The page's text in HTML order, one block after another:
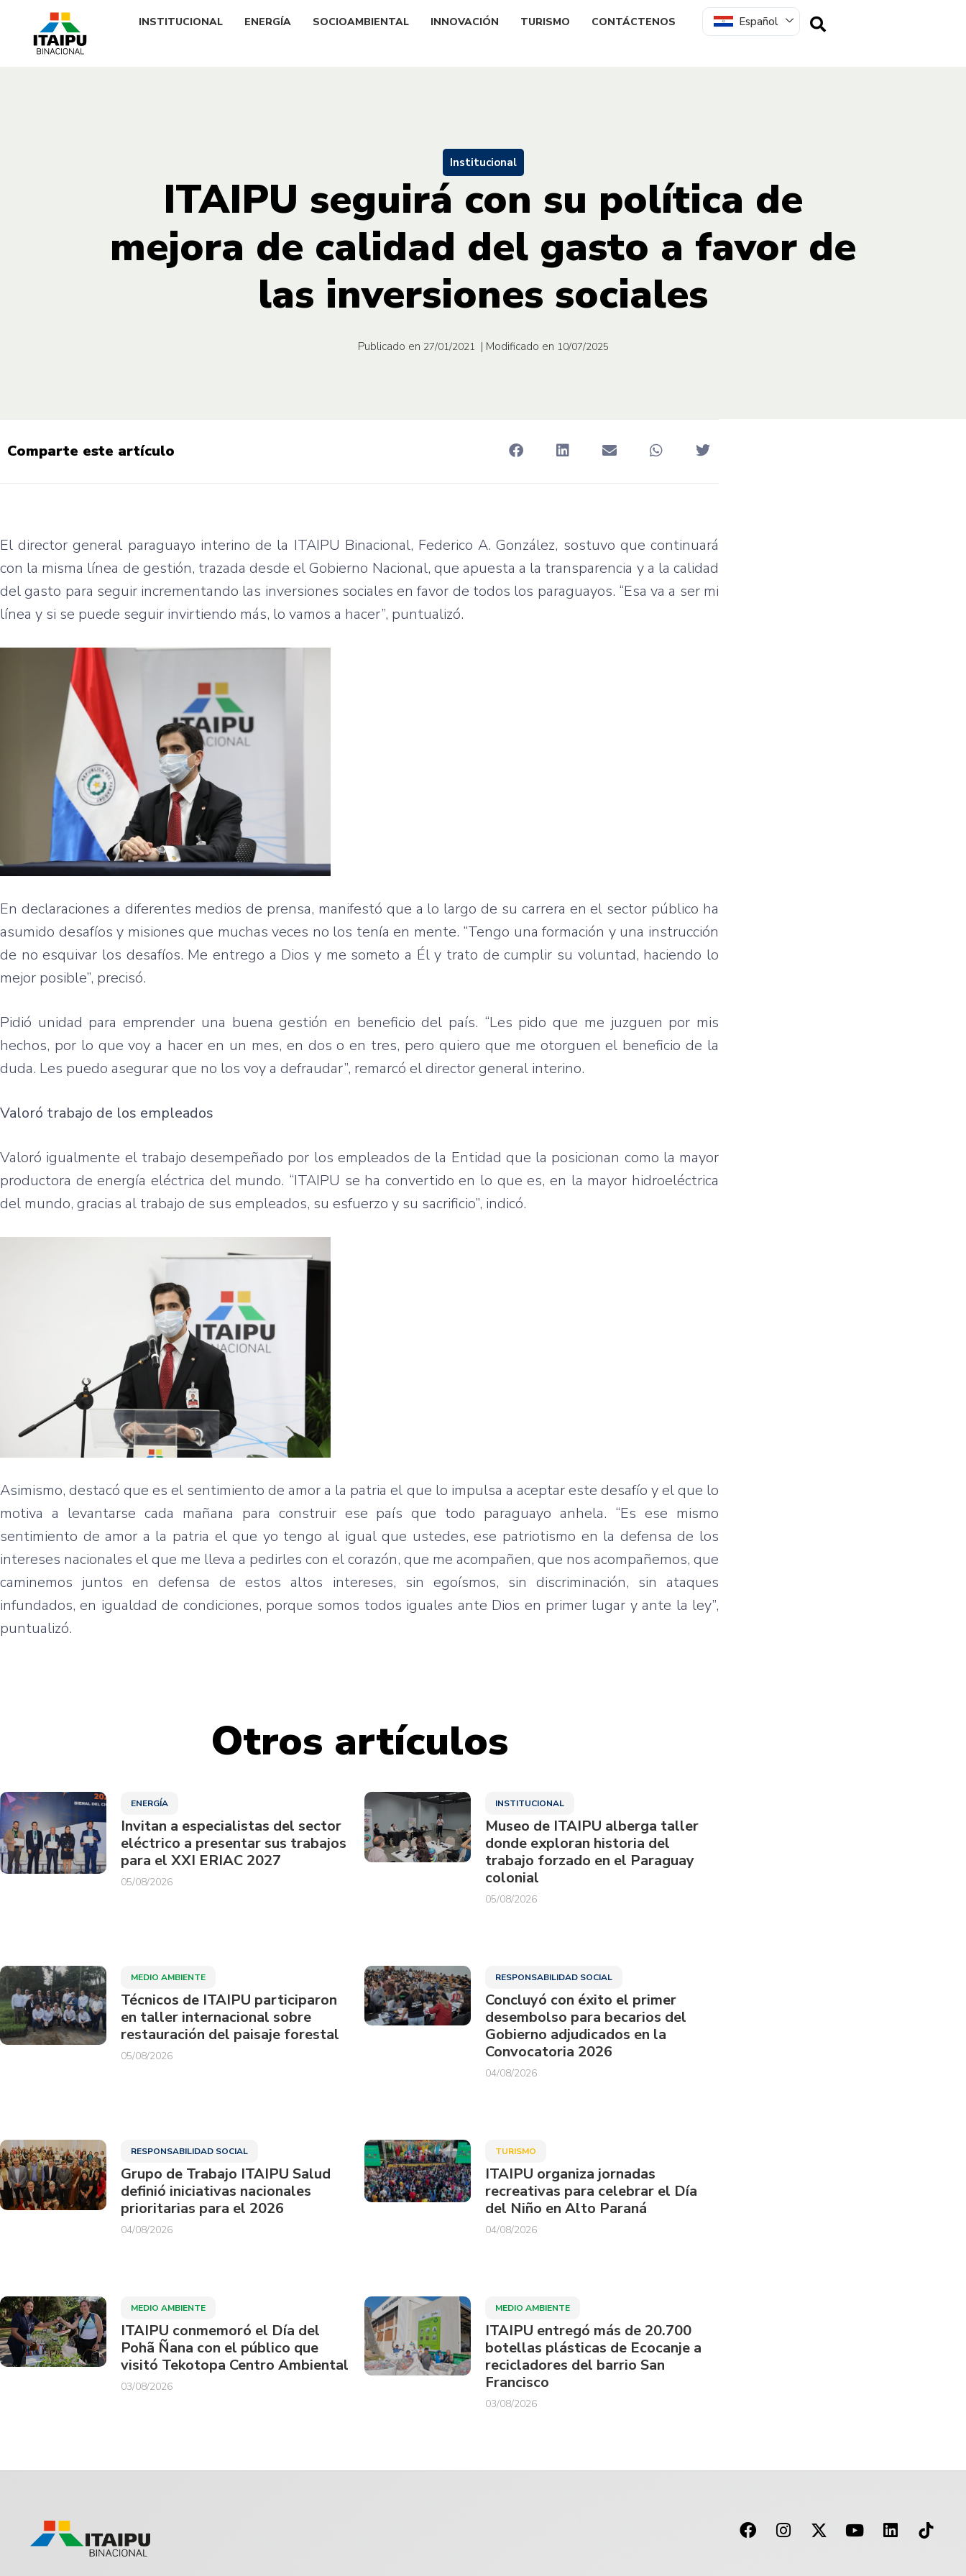
INSTITUCIONAL ENERGÍA SOCIOAMBIENTAL INNOVACIÓN TURISMO CONTÁCTENOS Español
Institucional
ITAIPU seguirá con su política de
mejora de calidad del gasto a favor de
las inversiones sociales
Publicado en 27/01/2021 | Modificado en 10/07/2025
Comparte este artículo
El director general paraguayo interino de la ITAIPU Binacional, Federico A. González, sostuvo que continuará
con la misma línea de gestión, trazada desde el Gobierno Nacional, que apuesta a la transparencia y a la calidad
del gasto para seguir incrementando las inversiones sociales en favor de todos los paraguayos. “Esa va a ser mi
línea y si se puede seguir invirtiendo más, lo vamos a hacer”, puntualizó.
En declaraciones a diferentes medios de prensa, manifestó que a lo largo de su carrera en el sector público ha
asumido desafíos y misiones que muchas veces no los tenía en mente. “Tengo una formación y una instrucción
de no esquivar los desafíos. Me entrego a Dios y me someto a Él y trato de cumplir su voluntad, haciendo lo
mejor posible”, precisó.
Pidió unidad para emprender una buena gestión en beneficio del país. “Les pido que me juzguen por mis
hechos, por lo que voy a hacer en un mes, en dos o en tres, pero quiero que me otorguen el beneficio de la
duda. Les puedo asegurar que no los voy a defraudar”, remarcó el director general interino.
Valoró trabajo de los empleados
Valoró igualmente el trabajo desempeñado por los empleados de la Entidad que la posicionan como la mayor
productora de energía eléctrica del mundo. “ITAIPU se ha convertido en lo que es, en la mayor hidroeléctrica
del mundo, gracias al trabajo de sus empleados, su esfuerzo y su sacrificio”, indicó.
Asimismo, destacó que es el sentimiento de amor a la patria el que lo impulsa a aceptar este desafío y el que lo
motiva a levantarse cada mañana para construir ese país que todo paraguayo anhela. “Es ese mismo
sentimiento de amor a la patria el que yo tengo al igual que ustedes, ese patriotismo en la defensa de los
intereses nacionales el que me lleva a pedirles con el corazón, que me acompañen, que nos acompañemos, que
caminemos juntos en defensa de estos altos intereses, sin egoísmos, sin discriminación, sin ataques
infundados, en igualdad de condiciones, porque somos todos iguales ante Dios en primer lugar y ante la ley”,
puntualizó.
Otros artículos
ENERGÍA
Invitan a especialistas del sector
eléctrico a presentar sus trabajos
para el XXI ERIAC 2027
05/08/2026
INSTITUCIONAL
Museo de ITAIPU alberga taller
donde exploran historia del
trabajo forzado en el Paraguay
colonial
05/08/2026
MEDIO AMBIENTE
Técnicos de ITAIPU participaron
en taller internacional sobre
restauración del paisaje forestal
05/08/2026
RESPONSABILIDAD SOCIAL
Concluyó con éxito el primer
desembolso para becarios del
Gobierno adjudicados en la
Convocatoria 2026
04/08/2026
RESPONSABILIDAD SOCIAL
Grupo de Trabajo ITAIPU Salud
definió iniciativas nacionales
prioritarias para el 2026
04/08/2026
TURISMO
ITAIPU organiza jornadas
recreativas para celebrar el Día
del Niño en Alto Paraná
04/08/2026
MEDIO AMBIENTE
ITAIPU conmemoró el Día del
Pohã Ñana con el público que
visitó Tekotopa Centro Ambiental
03/08/2026
MEDIO AMBIENTE
ITAIPU entregó más de 20.700
botellas plásticas de Ecocanje a
recicladores del barrio San
Francisco
03/08/2026